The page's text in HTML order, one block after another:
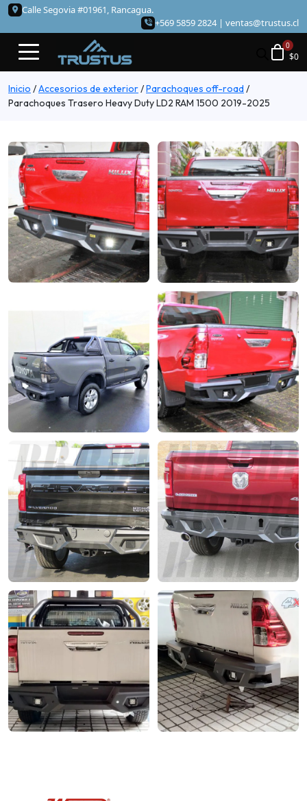
Calle Segovia #01961, Rancagua.
+569 5859 2824 | ventas@trustus.cl
$0
Inicio /Accesorios de exterior/Parachoques off-road/
Parachoques Trasero Heavy Duty LD2 RAM 1500 2019-2025